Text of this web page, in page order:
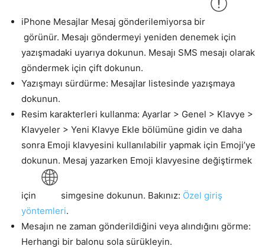
iPhone Mesajlar Mesaj gönderilemiyorsa bir
görünür. Mesajı göndermeyi yeniden denemek için
yazışmadaki uyarıya dokunun. Mesajı SMS mesajı olarak
göndermek için çift dokunun.
Yazışmayı sürdürme: Mesajlar listesinde yazışmaya
dokunun.
Resim karakterleri kullanma: Ayarlar > Genel > Klavye >
Klavyeler > Yeni Klavye Ekle bölümüne gidin ve daha
sonra Emoji klavyesini kullanılabilir yapmak için Emoji’ye
dokunun. Mesaj yazarken Emoji klavyesine değiştirmek
için simgesine dokunun. Bakınız: Özel giriş
yöntemleri.
Mesajın ne zaman gönderildiğini veya alındığını görme:
Herhangi bir balonu sola sürükleyin.